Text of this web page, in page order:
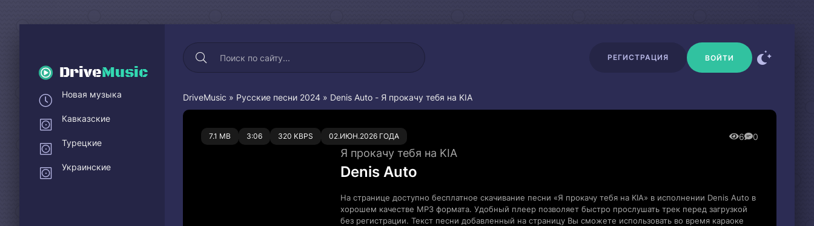
DriveMusic
РЕГИСТРАЦИЯ ВОЙТИ
DriveMusic » Русские песни 2024 » Denis Auto - Я прокачу тебя на KIA
7.1 MB 3:06 320 KBPS 02.ИЮН.2026 ГОДА 6 0
0 0
Я прокачу тебя на KIA
Denis Auto
На странице доступно бесплатное скачивание песни «Я прокачу тебя на KIA» в исполнении Denis Auto в
хорошем качестве MP3 формата. Удобный плеер позволяет быстро прослушать трек перед загрузкой
без регистрации. Текст песни добавленный на страницу Вы сможете использовать во время караоке
Новая музыка
Кавказские
Турецкие
Украинские